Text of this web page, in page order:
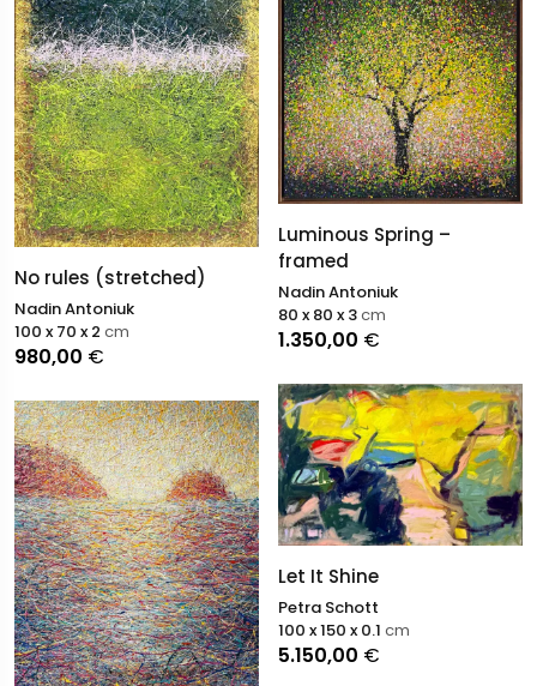
No rules (stretched)
Nadin Antoniuk
980,00 €
100 x 70 x 2 cm
Luminous Spring –
framed
Nadin Antoniuk
1.350,00 €
80 x 80 x 3cm
Let It Shine
Petra Schott
5.150,00 €
100 x 150 x 0.1 cm